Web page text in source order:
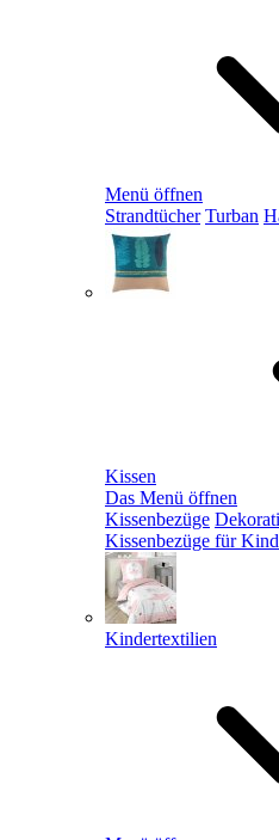
Menü öffnen
Strandtücher Turban
Kissen
Das Menü öffnen
Kissenbezüge
Kissenbezüge für
Kindertextilien